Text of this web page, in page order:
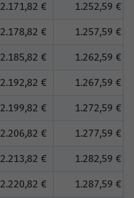
2.171,82 € 1.252,59 €
2.178,82 € 1.257,59 €
2.185,82 € 1.262,59 €
2.192,82 € 1.267,59 €
2.199,82 € 1.272,59 €
2.206,82 € 1.277,59 €
2.213,82 € 1.282,59 €
2.220,82 € 1.287,59 €